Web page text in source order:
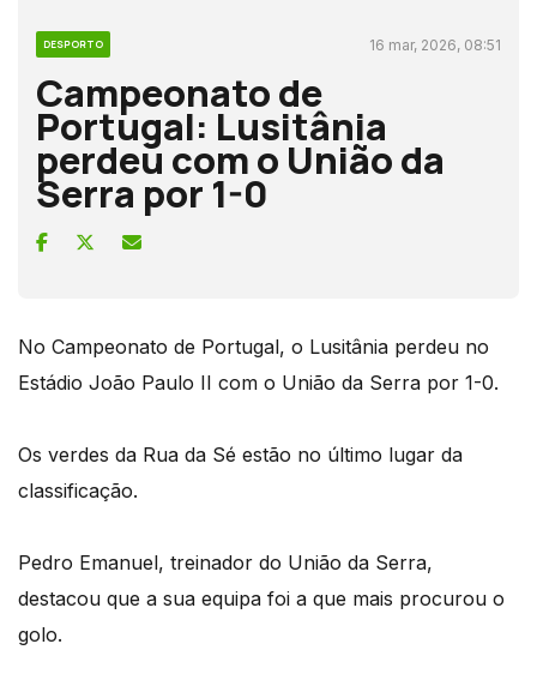
DESPORTO 16 mar, 2026, 08:51
Campeonato de
Portugal: Lusitânia
perdeu com o União da
Serra por 1-0
No Campeonato de Portugal, o Lusitânia perdeu no
Estádio João Paulo II com o União da Serra por 1-0.
Os verdes da Rua da Sé estão no último lugar da
classificação.
Pedro Emanuel, treinador do União da Serra,
destacou que a sua equipa foi a que mais procurou o
golo.